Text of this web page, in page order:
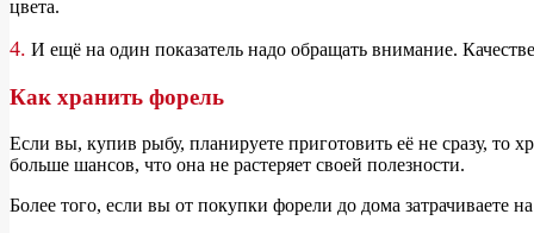
цвета.
4. И ещё на один показатель надо обращать внимание.
Как хранить форель
Если вы, купив рыбу, планируете приготовить её не сразу, то
больше шансов, что она не растеряет своей полезности.
Более того, если вы от покупки форели до дома затрачиваете